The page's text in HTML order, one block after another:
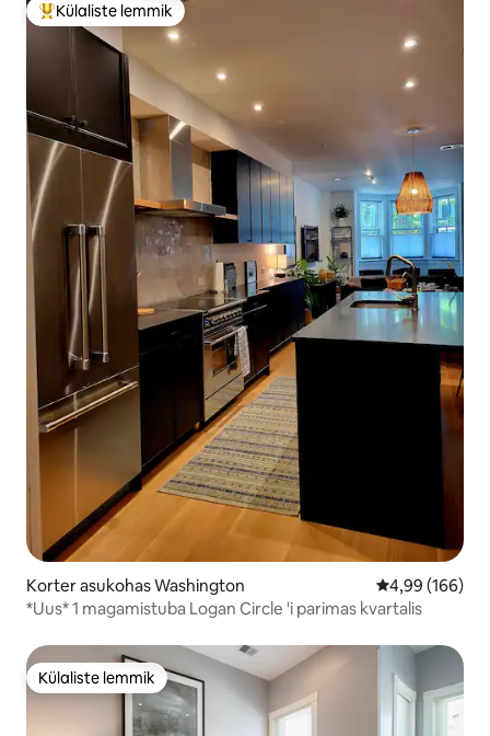
Külaliste suur lemmik
Külaliste lemmik
Korter asukohas Washington Keskmine
4,99 (166)
*Uus* 1 magamistuba Logan Circle 'i parimas kvartalis
Külaliste lemmik
Külaliste lemmik